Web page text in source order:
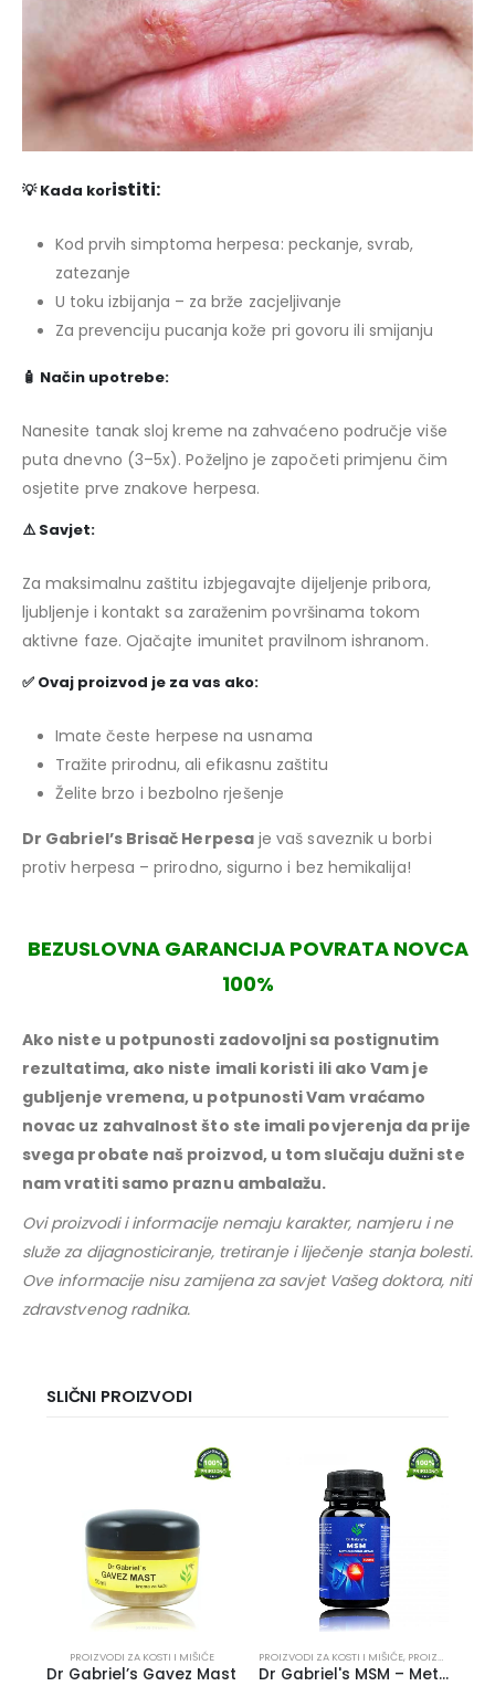
💡 Kada koristiti:
Kod prvih simptoma herpesa: peckanje, svrab,
zatezanje
U toku izbijanja – za brže zacjeljivanje
Za prevenciju pucanja kože pri govoru ili smijanju
🧴 Način upotrebe:
Nanesite tanak sloj kreme na zahvaćeno područje više
puta dnevno (3–5x). Poželjno je započeti primjenu čim
osjetite prve znakove herpesa.
⚠️ Savjet:
Za maksimalnu zaštitu izbjegavajte dijeljenje pribora,
ljubljenje i kontakt sa zaraženim površinama tokom
aktivne faze. Ojačajte imunitet pravilnom ishranom.
✅ Ovaj proizvod je za vas ako:
Imate česte herpese na usnama
Tražite prirodnu, ali efikasnu zaštitu
Želite brzo i bezbolno rješenje
Dr Gabriel’s Brisač Herpesaje vaš saveznik u borbi
protiv herpesa – prirodno, sigurno i bez hemikalija!
BEZUSLOVNA GARANCIJA POVRATA NOVCA
100%
Ako niste u potpunosti zadovoljni sa postignutim
rezultatima, ako niste imali koristi ili ako Vam je
gubljenje vremena, u potpunosti Vam vraćamo
novac uz zahvalnost što ste imali povjerenja da prije
svega probate naš proizvod, u tom slučaju dužni ste
nam vratiti samo praznu ambalažu.
Ovi proizvodi i informacije nemaju karakter, namjeru i ne
služe za dijagnosticiranje, tretiranje i liječenje stanja bolesti.
Ove informacije nisu zamijena za savjet Vašeg doktora, niti
zdravstvenog radnika.
SLIČNI PROIZVODI
PROIZVODI ZA KOSTI I MIŠIĆE
Dr Gabriel’s Gavez Mast
PROIZVODI ZA KOSTI I MIŠIĆE, PROIZVODI ZA NJEGU KOŽE I KOSE
Dr Gabriel's MSM – Metilsulfonilmetan kapsule